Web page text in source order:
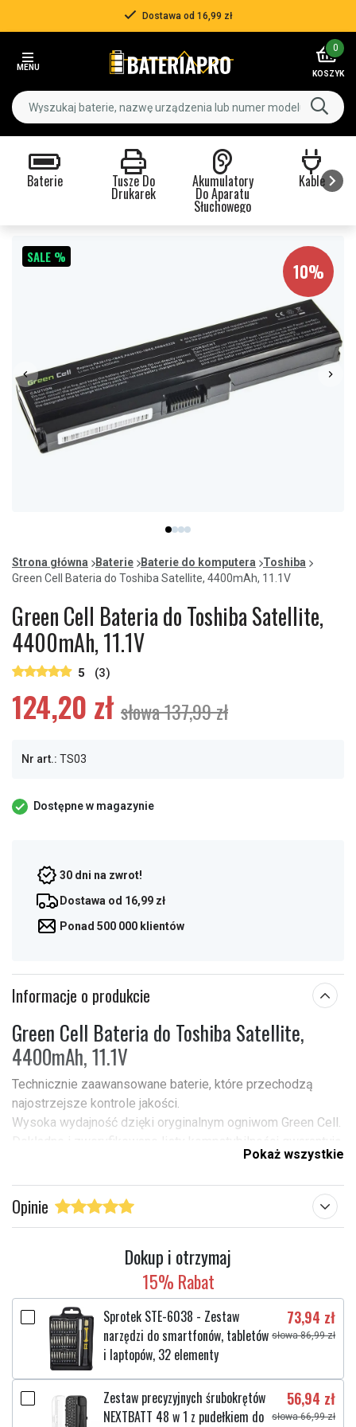
Dostawa od 16,99 zł
MENU
0
KOSZYK
Baterie Tusze Do
Drukarek
Akumulatory
Do Aparatu
Słuchowego
Kable
item
0
item
1
item
2
item
3
of
4
10%
SALE %
Strona główna Baterie Baterie do komputera
Toshiba
Green Cell Bateria do Toshiba Satellite, 4400mAh, 11.1V
Green Cell Bateria do Toshiba Satellite,
4400mAh, 11.1V
5 (3)
124,20 zł słowa 137,99 zł
Nr art.: TS03
Dostępne w magazynie
30 dni na zwrot!
Dostawa od 16,99 zł
Ponad 500 000 klientów
Informacje o produkcie
Green Cell Bateria do Toshiba Satellite,
4400mAh, 11.1V
Technicznie zaawansowane baterie, które przechodzą
najostrzejsze kontrole jakości.
Wysoka wydajność dzięki oryginalnym ogniwom Green Cell.
idealne dopasowanie do dedykowanego urządzenia
Specyfikacje:
Marka: Green Cell
Kapacitet: 4400mAh
Zabezpieczenie przeciwprzepięciowe: Tak
Zastępuje:
PA3728U-1BAS
PA3728U-1BRS
PA3816U-1BAS
PA3816U-1BRS
PA3817U-1BAS
Pokaż wszystkie
Opinie
Dokup i otrzymaj
15% Rabat
Sprotek STE-6038 - Zestaw
narzędzi do smartfonów, tabletów
i laptopów, 32 elementy
73,94 zł
słowa 86,99 zł
Zestaw precyzyjnych śrubokrętów
NEXTBATT 48 w 1 z pudełkiem do
56,94 zł
słowa 66,99 zł